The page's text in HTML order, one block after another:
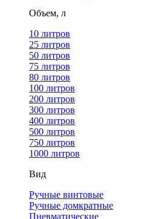
Объем, л
10 литров
25 литров
50 литров
75 литров
80 литров
100 литров
200 литров
300 литров
400 литров
500 литров
750 литров
1000 литров
Вид
Ручные винтовые
Ручные домкратные
Пневматические